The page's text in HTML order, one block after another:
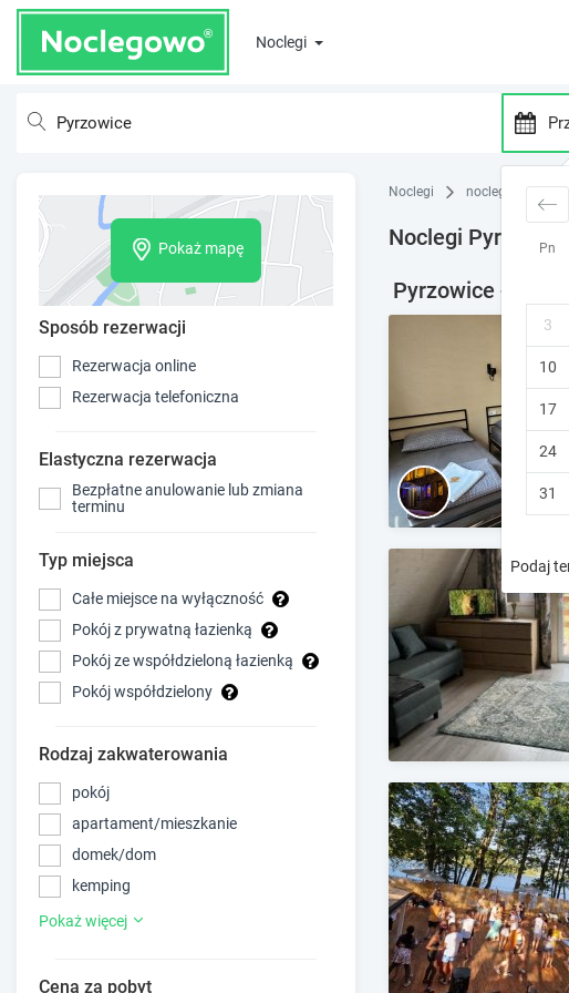
Noclegi
P
e
s
s
d
o
w
n
r
e
y
t
o
i
n
t
e
r
a
c
t
w
i
t
h
t
h
Pn
3
10
17
24
31
Podaj
Pokaż mapę
Sposób rezerwacji
Rezerwacja online
Rezerwacja telefoniczna
Elastyczna rezerwacja
Bezpłatne anulowanie lub zmiana
terminu
Typ miejsca
Całe miejsce na wyłączność
Pokój z prywatną łazienką
Pokój ze współdzieloną łazienką
Pokój współdzielony
Rodzaj zakwaterowania
pokój
apartament/mieszkanie
domek/dom
kemping
Pokaż więcej
Cena za pobyt
Noclegi noclegi śląskie
Noclegi Pyrzowice
Pyrzowice -